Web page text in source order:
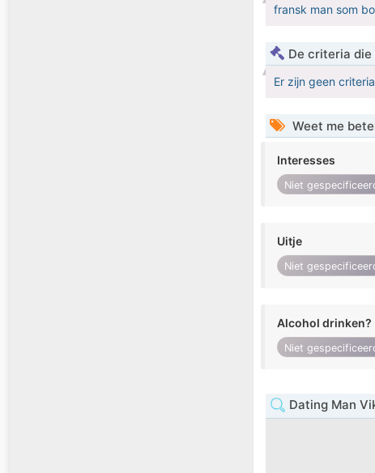
fransk man som
De criteria
Er zijn geen
Weet me
Interesses
Niet
Uitje
Niet
Alcohol drinken?
Niet
Dating Man